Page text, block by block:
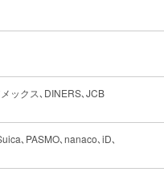
ックス､DINERS､JCB
､PASMO､nanaco､iD､